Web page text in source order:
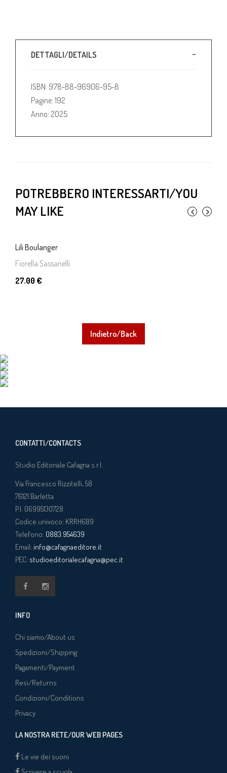
DETTAGLI/DETAILS
ISBN: 978-88-96906-95-8
Pagine: 192
Anno: 2025
POTREBBERO INTERESSARTI/YOU
MAY LIKE
Lili Boulanger
Fiorella Sassanelli
27.00 €
Indietro/Back
CONTATTI/CONTACTS
Studio Editoriale Cafagna s.r.l.
Via Francesco Rizzitelli, 58
76121 Barletta
P.I. 06995130728
Codice univoco: KRRH6B9
Telefono: 0883.954639
Email: info@cafagnaeditore.it
PEC: studioeditorialecafagna@pec.it
INFO
Chi siamo/About us
Spedizioni/Shipping
Pagamenti/Payment
Resi/Returns
Condizioni/Conditions
Privacy
LA NOSTRA RETE/OUR WEB PAGES
Le vie dei suoni